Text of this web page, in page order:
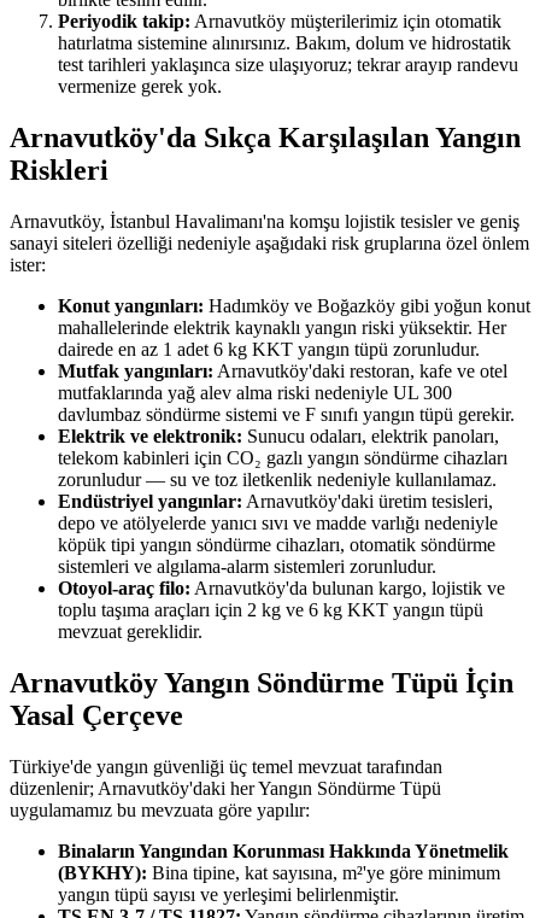
Periyodik takip: Arnavutköy müşterilerimiz için otomatik
hatırlatma sistemine alınırsınız. Bakım, dolum ve hidrostatik
test tarihleri yaklaşınca size ulaşıyoruz; tekrar arayıp randevu
vermenize gerek yok.
Arnavutköy'da Sıkça Karşılaşılan Yangın
Riskleri
Arnavutköy, İstanbul Havalimanı'na komşu lojistik tesisler ve geniş
sanayi siteleri özelliği nedeniyle aşağıdaki risk gruplarına özel önlem
ister:
Konut yangınları: Hadımköy ve Boğazköy gibi yoğun konut
mahallelerinde elektrik kaynaklı yangın riski yüksektir. Her
dairede en az 1 adet 6 kg KKT yangın tüpü zorunludur.
Mutfak yangınları: Arnavutköy'daki restoran, kafe ve otel
mutfaklarında yağ alev alma riski nedeniyle UL 300
davlumbaz söndürme sistemi ve F sınıfı yangın tüpü gerekir.
Elektrik ve elektronik: Sunucu odaları, elektrik panoları,
telekom kabinleri için CO₂ gazlı yangın söndürme cihazları
zorunludur — su ve toz iletkenlik nedeniyle kullanılamaz.
Endüstriyel yangınlar: Arnavutköy'daki üretim tesisleri,
depo ve atölyelerde yanıcı sıvı ve madde varlığı nedeniyle
köpük tipi yangın söndürme cihazları, otomatik söndürme
sistemleri ve algılama-alarm sistemleri zorunludur.
Otoyol-araç filo: Arnavutköy'da bulunan kargo, lojistik ve
toplu taşıma araçları için 2 kg ve 6 kg KKT yangın tüpü
mevzuat gereklidir.
Arnavutköy Yangın Söndürme Tüpü İçin
Yasal Çerçeve
Türkiye'de yangın güvenliği üç temel mevzuat tarafından
düzenlenir; Arnavutköy'daki her Yangın Söndürme Tüpü
uygulamamız bu mevzuata göre yapılır:
Binaların Yangından Korunması Hakkında Yönetmelik
(BYKHY): Bina tipine, kat sayısına, m²'ye göre minimum
yangın tüpü sayısı ve yerleşimi belirlenmiştir.